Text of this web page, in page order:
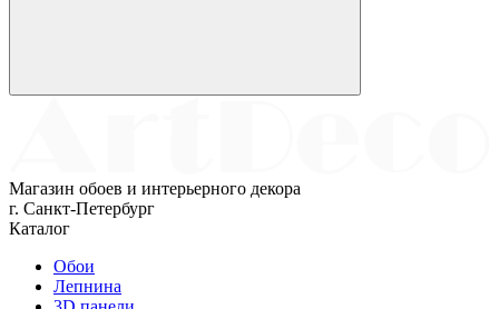
Магазин обоев и интерьерного декора
г. Санкт-Петербург
Каталог
Обои
Лепнина